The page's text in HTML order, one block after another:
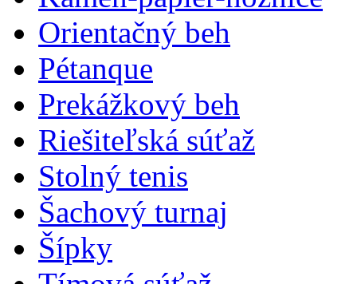
Orientačný beh
Pétanque
Prekážkový beh
Riešiteľská súťaž
Stolný tenis
Šachový turnaj
Šípky